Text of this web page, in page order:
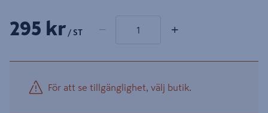
295 kr / ST − +
För att se tillgänglighet, välj butik.